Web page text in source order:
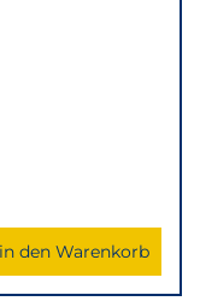
in den Warenkorb